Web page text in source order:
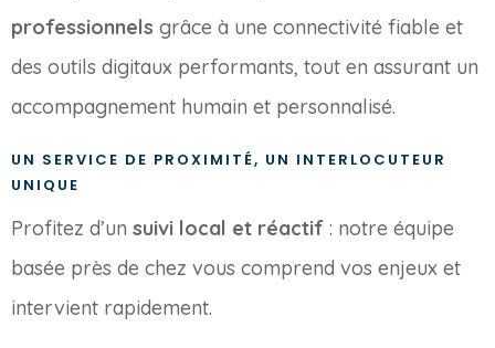
professionnels grâce à une connectivité fiable et
des outils digitaux performants, tout en assurant un
accompagnement humain et personnalisé.
UN SERVICE DE PROXIMITÉ, UN INTERLOCUTEUR
UNIQUE
Profitez d’un suivi local et réactif : notre équipe
basée près de chez vous comprend vos enjeux et
intervient rapidement.